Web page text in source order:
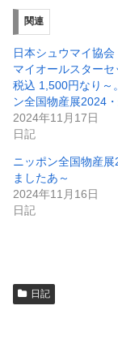
ウ
ィ
ン
ウ
で
開
き
ま
す
)
い
新
し
い
ウ
ィ
ン
で
開
ま
す
関連
日本シュウマイ協会
マイオールスターセ
税込 1,500円なり～
ン全国物産展2024
2024年11月17日
日記
ニッポン全国物産
ましたあ～
2024年11月16日
日記
日記